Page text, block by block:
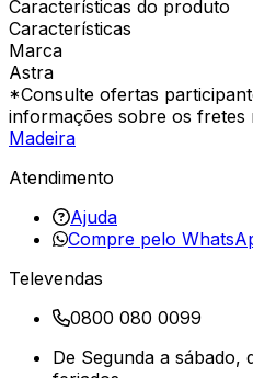
Características do produto
Características
Marca
Astra
*Consulte ofertas
informações sobre os fretes
Madeira
Atendimento
Ajuda
Compre pelo
Televendas
0800 080 0099
De Segunda a sábado,